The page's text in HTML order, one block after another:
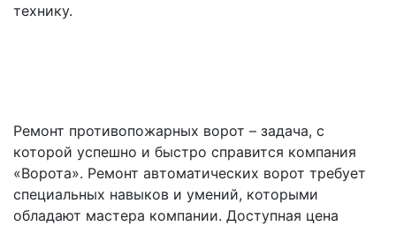
технику.
Ремонт противопожарных ворот – задача, с
которой успешно и быстро справится компания
«Ворота». Ремонт автоматических ворот требует
специальных навыков и умений, которыми
обладают мастера компании. Доступная цена